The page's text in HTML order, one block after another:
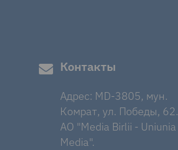
Контакты
Адрес: MD-3805, мун.
Комрат, ул. Победы, 62.
AO "Media Birlii - Uniunia
Media".